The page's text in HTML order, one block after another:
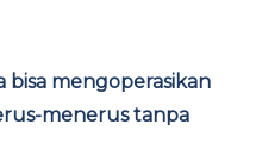
bisa mengoperasikan
menerus tanpa